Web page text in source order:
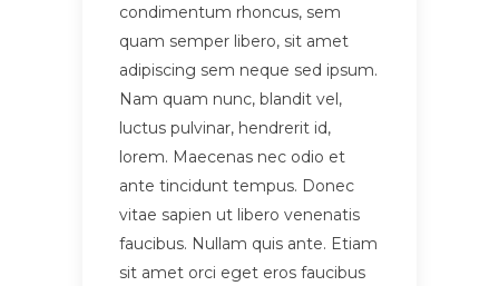
condimentum rhoncus, sem
quam semper libero, sit amet
adipiscing sem neque sed ipsum.
Nam quam nunc, blandit vel,
luctus pulvinar, hendrerit id,
lorem. Maecenas nec odio et
ante tincidunt tempus. Donec
vitae sapien ut libero venenatis
faucibus. Nullam quis ante. Etiam
sit amet orci eget eros faucibus